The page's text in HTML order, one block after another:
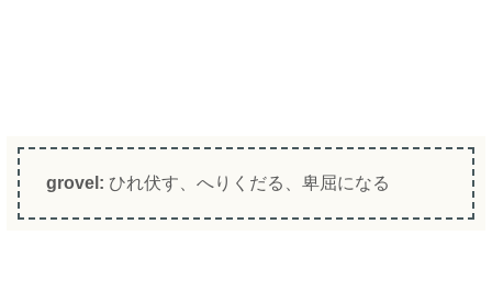
grovel: ひれ伏す、へりくだる、卑屈になる